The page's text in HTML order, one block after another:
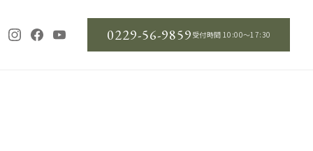
0229-56-9859 受付時間 10:00〜17:30